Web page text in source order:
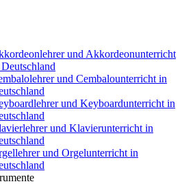
und Akkordeonunterricht
und Cembalounterricht in
und Keyboardunterricht in
und Klavierunterricht in
und Orgelunterricht in